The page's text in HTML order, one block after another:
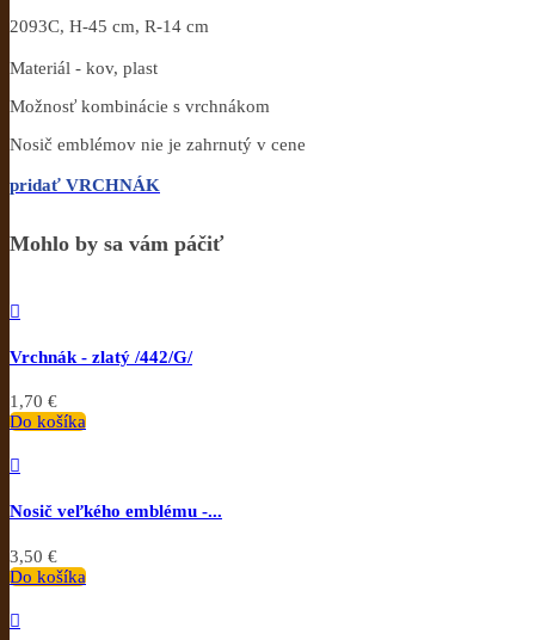
2093C, H-45 cm, R-14 cm
Materiál - kov, plast
Možnosť kombinácie s vrchnákom
Nosič emblémov nie je zahrnutý v cene
pridať VRCHNÁK
Mohlo by sa vám páčiť

Vrchnák - zlatý /442/G/
1,70 €
Do košíka

Nosič veľkého emblému -...
3,50 €
Do košíka
